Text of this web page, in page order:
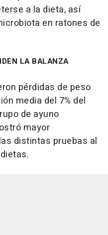
a la dieta, así
en ratones de
LA BALANZA
pérdidas de peso
media del 7% del
de ayuno
mayor
distintas pruebas al